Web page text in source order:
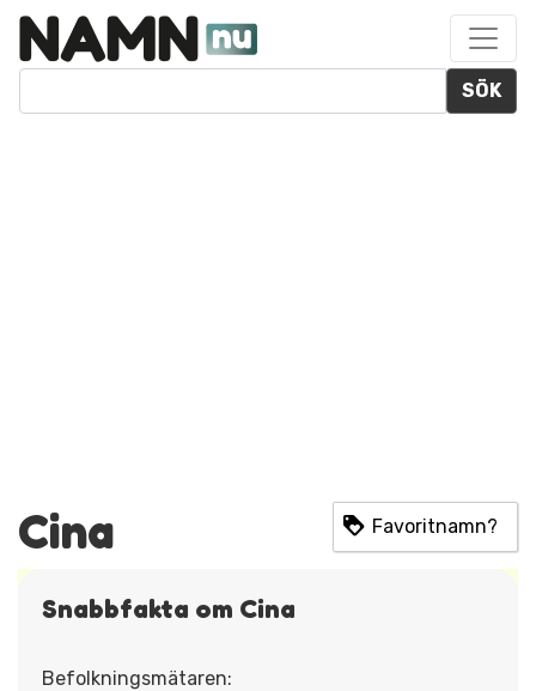
SÖK
Cina Favoritnamn?
Snabbfakta om Cina
Befolkningsmätaren: